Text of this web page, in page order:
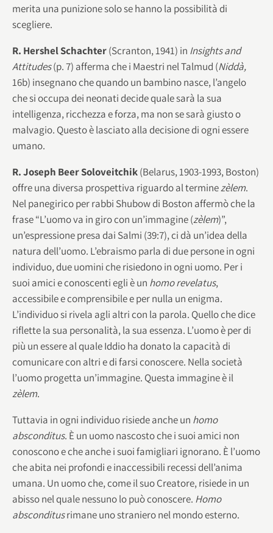
merita una punizione solo se hanno la possibilità di
scegliere.
R. Hershel Schachter(Scranton, 1941) in Insights and
Attitudes(p. 7) afferma che i Maestri nel Talmud (Niddà,
16b) insegnano che quando un bambino nasce, l’angelo
che si occupa dei neonati decide quale sarà la sua
intelligenza, ricchezza e forza, ma non se sarà giusto o
malvagio. Questo è lasciato alla decisione di ogni essere
umano.
R. Joseph Beer Soloveitchik(Belarus, 1903-1993, Boston)
offre una diversa prospettiva riguardo al terminezèlem.
Nel panegirico per rabbi Shubow di Boston affermò che la
frase “L’uomo va in giro con un’immagine (zèlem)”,
un’espressione presa dai Salmi (39:7), ci dà un’idea della
natura dell’uomo. L’ebraismo parla di due persone in ogni
individuo, due uomini che risiedono in ogni uomo. Per i
suoi amici e conoscenti egli è un homo revelatus,
accessibile e comprensibile e per nulla un enigma.
L’individuo si rivela agli altri con la parola. Quello che dice
riflette la sua personalità, la sua essenza. L’uomo è per di
più un essere al quale Iddio ha donato la capacità di
comunicare con altri e di farsi conoscere. Nella società
l’uomo progetta un’immagine. Questa immagine è il
zèlem.
Tuttavia in ogni individuo risiede anche un homo
absconditus. È un uomo nascosto che i suoi amici non
conoscono e che anche i suoi famigliari ignorano. È l’uomo
che abita nei profondi e inaccessibili recessi dell’anima
umana. Un uomo che, come il suo Creatore, risiede in un
abisso nel quale nessuno lo può conoscere. Homo
absconditusrimane uno straniero nel mondo esterno.